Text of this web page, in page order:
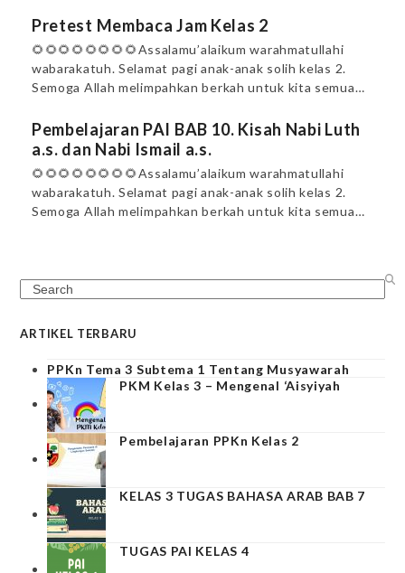
Pretest Membaca Jam Kelas 2
🌻🌻🌻🌻🌻🌻🌻🌻Assalamu’alaikum warahmatullahi
wabarakatuh. Selamat pagi anak-anak solih kelas 2.
Semoga Allah melimpahkan berkah untuk kita semua…
Pembelajaran PAI BAB 10. Kisah Nabi Luth
a.s. dan Nabi Ismail a.s.
🌻🌻🌻🌻🌻🌻🌻🌻Assalamu’alaikum warahmatullahi
wabarakatuh. Selamat pagi anak-anak solih kelas 2.
Semoga Allah melimpahkan berkah untuk kita semua…
Search
ARTIKEL TERBARU
PPKn Tema 3 Subtema 1 Tentang Musyawarah
PKM Kelas 3 – Mengenal ‘Aisyiyah
Pembelajaran PPKn Kelas 2
KELAS 3 TUGAS BAHASA ARAB BAB 7
TUGAS PAI KELAS 4